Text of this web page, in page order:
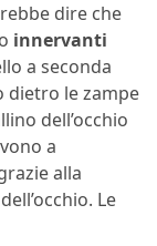
dire che
innervanti
a seconda
dietro le zampe
dell’occhio
a
alla
Le